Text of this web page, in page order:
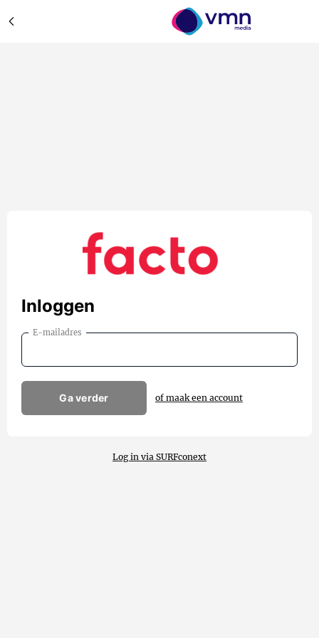
Inloggen
E-mailadres
Ga verder of maak een account
Log in via SURFconext